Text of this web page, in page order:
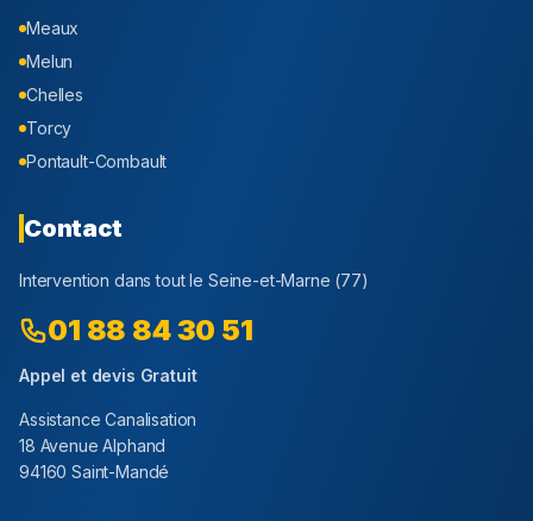
Meaux
Melun
Chelles
Torcy
Pontault-Combault
Contact
Intervention dans tout le Seine-et-Marne (77)
01 88 84 30 51
Appel et devis Gratuit
Assistance Canalisation
18 Avenue Alphand
94160 Saint-Mandé